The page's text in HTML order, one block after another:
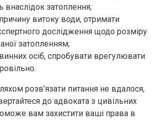
затоплення;
витоку води, отримати
дослідження щодо розміру
затопленням;
осіб, спробувати врегулювати
розв’язати питання не вдалося,
до адвоката з цивільних
вам захистити ваші права в